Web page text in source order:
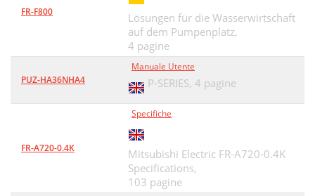
FR-F800
Lösungen für die Wasserwirtschaft
auf dem Pumpenplatz,
4 pagine
PUZ-HA36NHA4
Manuale Utente
P-SERIES, 4 pagine
FR-A720-0.4K
Specifiche
Mitsubishi Electric FR-A720-0.4K
Specifications,
103 pagine